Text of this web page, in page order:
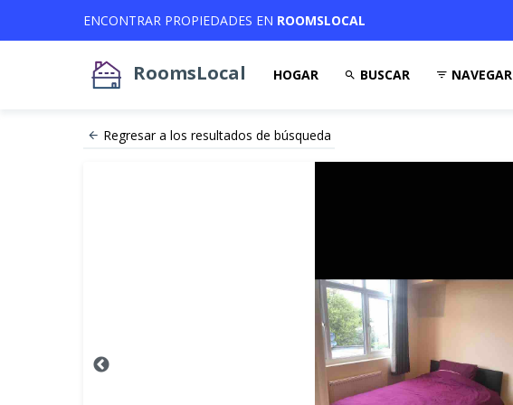
ENCONTRAR PROPIEDADES EN ROOMSLOCAL
RoomsLocal HOGAR BUSCAR NAVEGAR
Regresar a los resultados de búsqueda